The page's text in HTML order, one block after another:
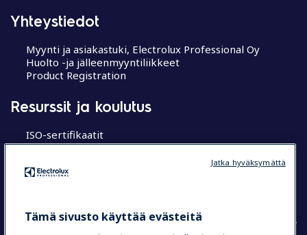
Yhteystiedot
Myynti ja asiakastuki, Electrolux Professional Oy
Huolto -ja jälleenmyyntiliikkeet
Product Registration
Resurssit ja koulutus
ISO-sertifikaatit
MyProfessional
Chef’s Hub
Tämä sivusto käyttää evästeitä
Jatka hyväksymättä